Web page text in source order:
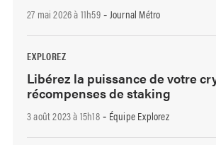
27 mai 2026 à 11h59- Journal Métro
EXPLOREZ
Libérez la puissance de votre
récompenses de staking
3 août 2023 à 15h18- Équipe Explorez